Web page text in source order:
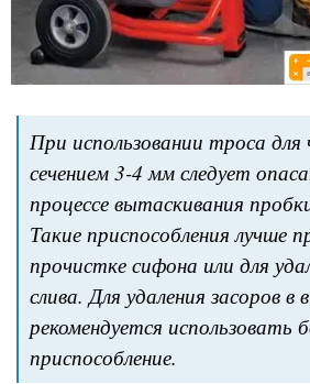
При использовании троса
сечением 3-4 мм следует
процессе вытаскивания
Такие приспособления лучше
прочистке сифона или для
слива. Для удаления засоров в
рекомендуется использовать
приспособление.